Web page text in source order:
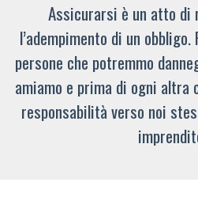
Assicurarsi è un atto di
l’adempimento di un
persone che potremmo
amiamo e prima di ogni altra
responsabilità verso noi